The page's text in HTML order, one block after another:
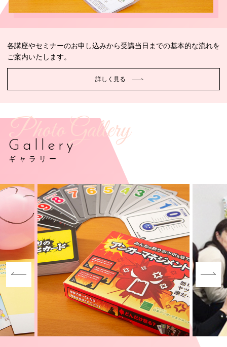
各講座やセミナーのお申し込みから受講当日までの基本的な流れを
ご案内いたします。
詳しく見る
Photo Gallery
Gallery
ギャラリー